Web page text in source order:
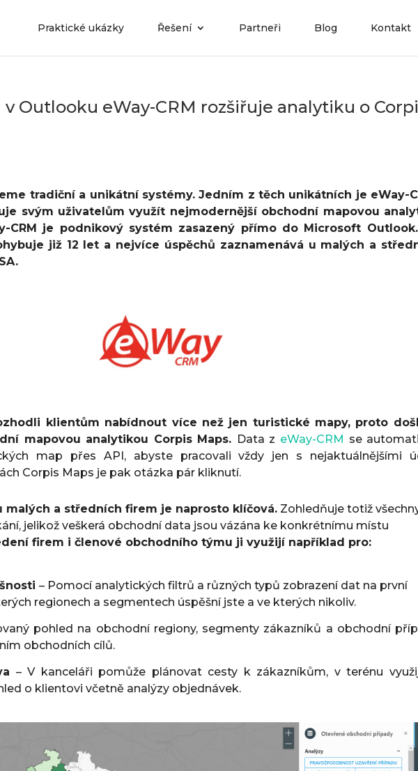
Praktické ukázky Řešení Partneři Blog Kontakt
v Outlooku eWay-CRM rozšiřuje analytiku o
tradiční a unikátní systémy. Jedním z těch unikátních je eWay-
svým uživatelům využít nejmodernější obchodní mapovou
CRM je podnikový systém zasazený přímo do Microsoft
již 12 let a nejvíce úspěchů zaznamenává u malých a
klientům nabídnout více než jen turistické mapy, proto
mapovou analytikou Corpis Maps. Data z eWay-CRM se
map přes API, abyste pracovali vždy jen s nejaktuálnějšími
Corpis Maps je pak otázka pár kliknutí.
malých a středních firem je naprosto klíčová. Zohledňuje totiž
jelikož veškerá obchodní data jsou vázána ke konkrétnímu místu
firem i členové obchodního týmu ji využijí například pro:
– Pomocí analytických filtrů a různých typů zobrazení dat na první
regionech a segmentech úspěšní jste a ve kterých nikoliv.
pohled na obchodní regiony, segmenty zákazníků a obchodní
obchodních cílů.
– V kanceláři pomůže plánovat cesty k zákazníkům, v terénu
o klientovi včetně analýzy objednávek.